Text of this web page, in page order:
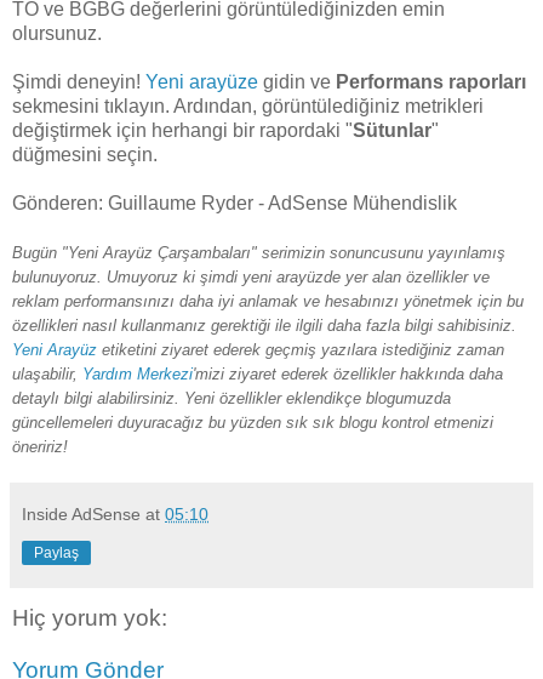
TO ve BGBG değerlerini görüntülediğinizden emin
olursunuz.
Şimdi deneyin! Yeni arayüze gidin ve Performans raporları
sekmesini tıklayın. Ardından, görüntülediğiniz metrikleri
değiştirmek için herhangi bir rapordaki "Sütunlar"
düğmesini seçin.
Gönderen: Guillaume Ryder - AdSense Mühendislik
Bugün "Yeni Arayüz Çarşambaları" serimizin sonuncusunu yayınlamış
bulunuyoruz. Umuyoruz ki şimdi yeni arayüzde yer alan özellikler ve
reklam performansınızı daha iyi anlamak ve hesabınızı yönetmek için bu
özellikleri nasıl kullanmanız gerektiği ile ilgili daha fazla bilgi sahibisiniz.
Yeni Arayüz etiketini ziyaret ederek geçmiş yazılara istediğiniz zaman
ulaşabilir, Yardım Merkezi'mizi ziyaret ederek özellikler hakkında daha
detaylı bilgi alabilirsiniz. Yeni özellikler eklendikçe blogumuzda
güncellemeleri duyuracağız bu yüzden sık sık blogu kontrol etmenizi
öneririz!
Inside AdSense at 05:10
Paylaş
Hiç yorum yok:
Yorum Gönder